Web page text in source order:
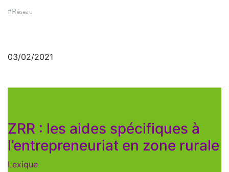
#Réseau
03/02/2021
ZRR : les aides spécifiques à
l’entrepreneuriat en zone rurale
Lexique